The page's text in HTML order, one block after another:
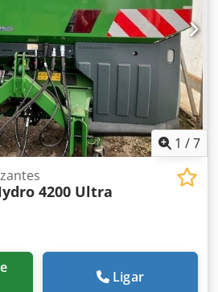
1 /7
4200 Ultra
Ligar